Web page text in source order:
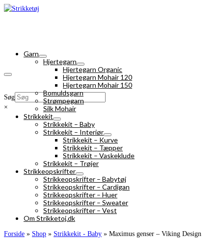
Søg
×
Garn
Hjertegarn
Hjertegarn Organic
Hjertegarn Mohair 120
Hjertegarn Mohair 150
Bomuldsgarn
Strømpegarn
Silk Mohair
Strikkekit
Strikkekit – Baby
Strikkekit – Interiør
Strikkekit – Kurve
Strikkekit – Tæpper
Strikkekit – Vaskeklude
Strikkekit – Trøjer
Strikkeopskrifter
Strikkeopskrifter – Babytøj
Strikkeopskrifter – Cardigan
Strikkeopskrifter – Huer
Strikkeopskrifter – Sweater
Strikkeopskrifter – Vest
Om Strikketoj.dk
Forside » Shop » Strikkekit - Baby » Maximus genser – Viking Design